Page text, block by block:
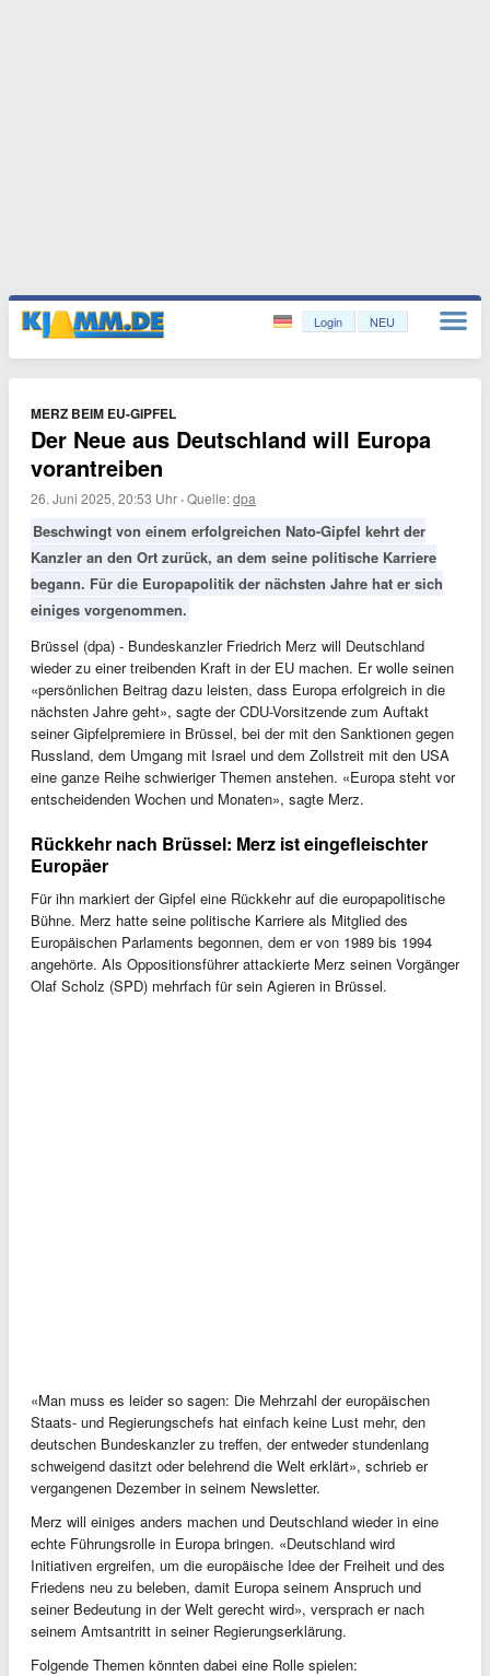
Login NEU
MERZ BEIM EU-GIPFEL
Der Neue aus Deutschland will Europa
vorantreiben
26. Juni 2025, 20:53 Uhr ·Quelle:dpa
Beschwingt von einem erfolgreichen Nato-Gipfel kehrt der
Kanzler an den Ort zurück, an dem seine politische Karriere
begann. Für die Europapolitik der nächsten Jahre hat er sich
einiges vorgenommen.
Brüssel (dpa) - Bundeskanzler Friedrich Merz will Deutschland
wieder zu einer treibenden Kraft in der EU machen. Er wolle seinen
«persönlichen Beitrag dazu leisten, dass Europa erfolgreich in die
nächsten Jahre geht», sagte der CDU-Vorsitzende zum Auftakt
seiner Gipfelpremiere in Brüssel, bei der mit den Sanktionen gegen
Russland, dem Umgang mit Israel und dem Zollstreit mit den USA
eine ganze Reihe schwieriger Themen anstehen. «Europa steht vor
entscheidenden Wochen und Monaten», sagte Merz.
Rückkehr nach Brüssel: Merz ist eingefleischter
Europäer
Für ihn markiert der Gipfel eine Rückkehr auf die europapolitische
Bühne. Merz hatte seine politische Karriere als Mitglied des
Europäischen Parlaments begonnen, dem er von 1989 bis 1994
angehörte. Als Oppositionsführer attackierte Merz seinen Vorgänger
Olaf Scholz (SPD) mehrfach für sein Agieren in Brüssel.
«Man muss es leider so sagen: Die Mehrzahl der europäischen
Staats- und Regierungschefs hat einfach keine Lust mehr, den
deutschen Bundeskanzler zu treffen, der entweder stundenlang
schweigend dasitzt oder belehrend die Welt erklärt», schrieb er
vergangenen Dezember in seinem Newsletter.
Merz will einiges anders machen und Deutschland wieder in eine
echte Führungsrolle in Europa bringen. «Deutschland wird
Initiativen ergreifen, um die europäische Idee der Freiheit und des
Friedens neu zu beleben, damit Europa seinem Anspruch und
seiner Bedeutung in der Welt gerecht wird», versprach er nach
seinem Amtsantritt in seiner Regierungserklärung.
Folgende Themen könnten dabei eine Rolle spielen: